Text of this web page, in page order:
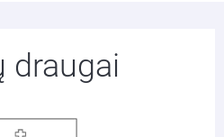
draugai